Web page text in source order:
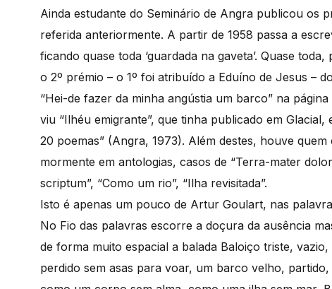
Ainda estudante do Seminário de Angra publicou os
referida anteriormente. A partir de 1958 passa a
ficando quase toda ‘guardada na gaveta’. Quase
o 2º prémio – o 1º foi atribuído a Eduíno de Jesus –
“Hei-de fazer da minha angústia um barco” na
viu “Ilhéu emigrante”, que tinha publicado em
20 poemas” (Angra, 1973). Além destes, houve
mormente em antologias, casos de “Terra-mater
scriptum”, “Como um rio”, “Ilha revisitada”.
Isto é apenas um pouco de Artur Goulart, nas
No Fio das palavras escorre a doçura da ausência
de forma muito espacial a balada Baloiço triste,
perdido sem asas para voar, um barco velho,